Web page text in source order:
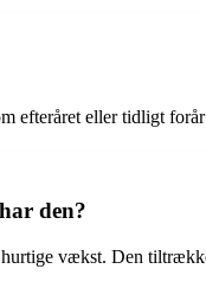
efteråret eller tidligt
den?
vækst. Den